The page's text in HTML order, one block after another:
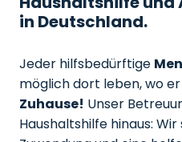
in Deutschland.
Jeder hilfsbedürftige
möglich dort leben, wo
Zuhause! Unser
Haushaltshilfe hinaus: